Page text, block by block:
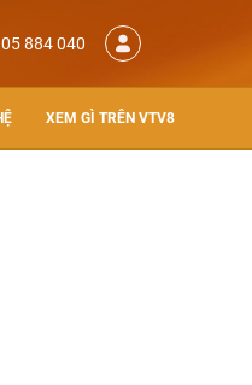
884 040
XEM GÌ TRÊN VTV8